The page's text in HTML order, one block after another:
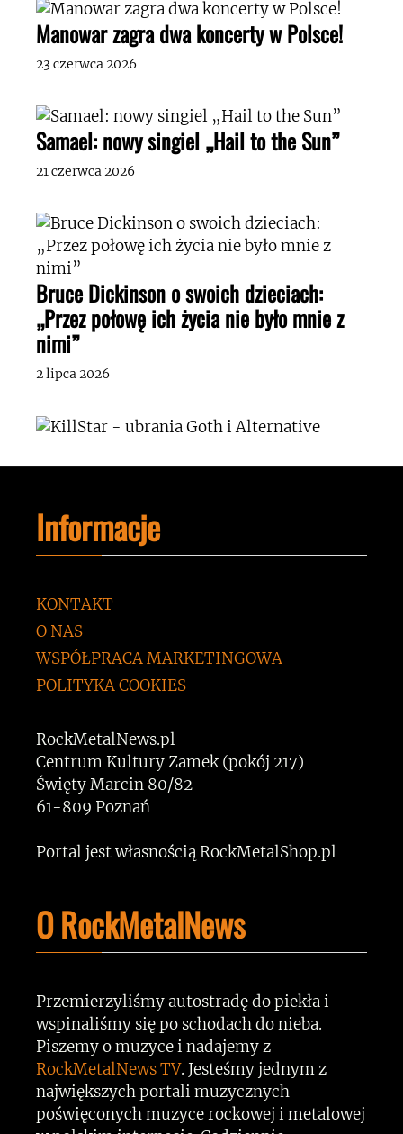
Manowar zagra dwa koncerty w Polsce!
23 czerwca 2026
Samael: nowy singiel „Hail to the Sun”
21 czerwca 2026
Bruce Dickinson o swoich dzieciach:
„Przez połowę ich życia nie było mnie z
nimi”
2 lipca 2026
Informacje
KONTAKT
O NAS
WSPÓŁPRACA MARKETINGOWA
POLITYKA COOKIES
RockMetalNews.pl
Centrum Kultury Zamek (pokój 217)
Święty Marcin 80/82
61-809 Poznań
Portal jest własnością RockMetalShop.pl
O RockMetalNews
Przemierzyliśmy autostradę do piekła i
wspinaliśmy się po schodach do nieba.
Piszemy o muzyce i nadajemy z
RockMetalNews TV. Jesteśmy jednym z
największych portali muzycznych
poświęconych muzyce rockowej i metalowej